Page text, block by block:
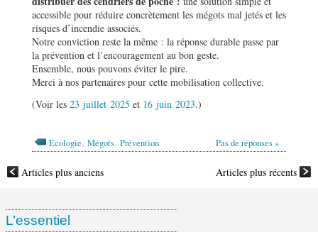
accessible pour réduire concrètement les mégots mal jetés et les
risques d’incendie associés.
Notre conviction reste la même : la réponse durable passe par
la prévention et l’encouragement au bon geste.
Ensemble, nous pouvons éviter le pire.
Merci à nos partenaires pour cette mobilisation collective.
(Voir les 23 juillet 2025 et 16 juin 2023.)
Pas de réponses »
Ecologie, Mégots, Prévention
Articles plus anciens Articles plus récents
L’essentiel